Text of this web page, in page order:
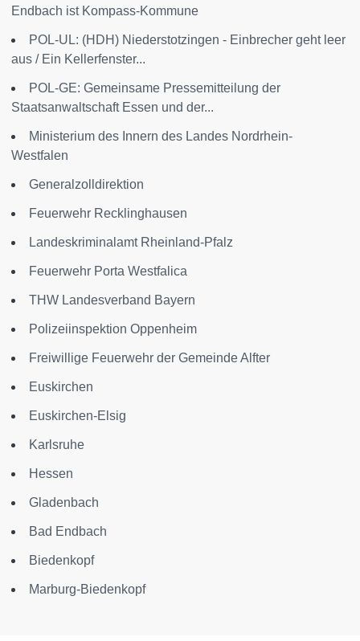
Endbach ist Kompass-Kommune
POL-UL: (HDH) Niederstotzingen - Einbrecher geht leer
aus / Ein Kellerfenster...
POL-GE: Gemeinsame Pressemitteilung der
Staatsanwaltschaft Essen und der...
Ministerium des Innern des Landes Nordrhein-
Westfalen
Generalzolldirektion
Feuerwehr Recklinghausen
Landeskriminalamt Rheinland-Pfalz
Feuerwehr Porta Westfalica
THW Landesverband Bayern
Polizeiinspektion Oppenheim
Freiwillige Feuerwehr der Gemeinde Alfter
Euskirchen
Euskirchen-Elsig
Karlsruhe
Hessen
Gladenbach
Bad Endbach
Biedenkopf
Marburg-Biedenkopf